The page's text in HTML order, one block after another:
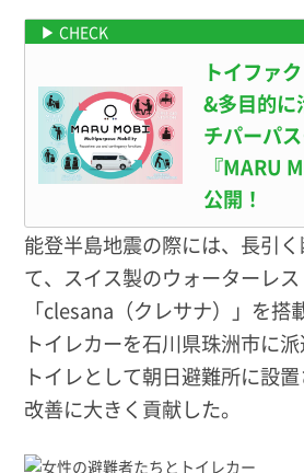
トイファ
&多目的に
チパーパ
『MARU
公開！
能登半島地震の際には、長引
て、スイス製のウォーターレ
「clesana（クレサナ）」を搭
トイレカーを石川県珠洲市に
トイレとして朝日避難所に設
改善に大きく貢献した。